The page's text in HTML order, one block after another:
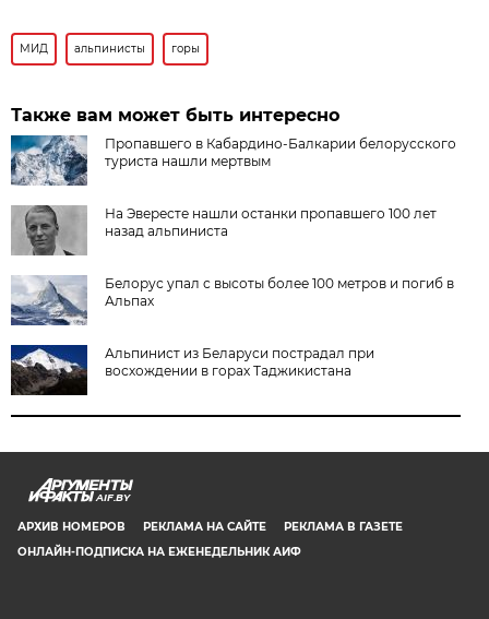
МИД альпинисты горы
Также вам может быть интересно
Пропавшего в Кабардино-Балкарии белорусского
туриста нашли мертвым
На Эвересте нашли останки пропавшего 100 лет
назад альпиниста
Белорус упал с высоты более 100 метров и погиб в
Альпах
Альпинист из Беларуси пострадал при
восхождении в горах Таджикистана
AIF.BY
АРХИВ НОМЕРОВ РЕКЛАМА НА САЙТЕ
РЕКЛАМА В ГАЗЕТЕ
ОНЛАЙН-ПОДПИСКА НА ЕЖЕНЕДЕЛЬНИК АИФ